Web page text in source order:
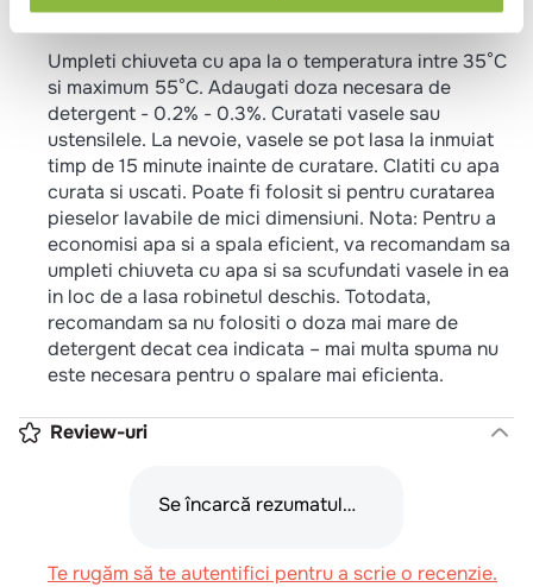
Instructiuni pentru utilizare
Umpleti chiuveta cu apa la o temperatura intre 35°C
si maximum 55°C. Adaugati doza necesara de
detergent - 0.2% - 0.3%. Curatati vasele sau
ustensilele. La nevoie, vasele se pot lasa la inmuiat
timp de 15 minute inainte de curatare. Clatiti cu apa
curata si uscati. Poate fi folosit si pentru curatarea
pieselor lavabile de mici dimensiuni. Nota: Pentru a
economisi apa si a spala eficient, va recomandam sa
umpleti chiuveta cu apa si sa scufundati vasele in ea
in loc de a lasa robinetul deschis. Totodata,
recomandam sa nu folositi o doza mai mare de
detergent decat cea indicata – mai multa spuma nu
este necesara pentru o spalare mai eficienta.
Review-uri
Se încarcă rezumatul…
Te rugăm să te autentifici pentru a scrie o recenzie.